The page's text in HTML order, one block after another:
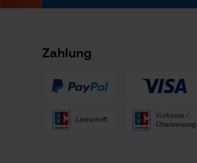
Zahlung
setzen von Cookies